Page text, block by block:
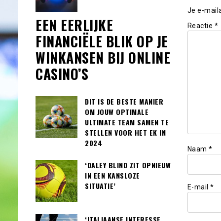
Je e-
Reactie *
Naam *
E-mail *
EEN EERLIJKE
FINANCIËLE BLIK OP JE
WINKANSEN BIJ ONLINE
CASINO’S
DIT IS DE BESTE MANIER
OM JOUW OPTIMALE
ULTIMATE TEAM SAMEN TE
STELLEN VOOR HET EK IN
2024
‘DALEY BLIND ZIT OPNIEUW
IN EEN KANSLOZE
SITUATIE’